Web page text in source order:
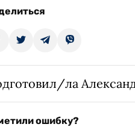
ла
ошибку?